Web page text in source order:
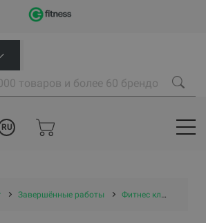
RU
Завершённые работы Фитнес клубы